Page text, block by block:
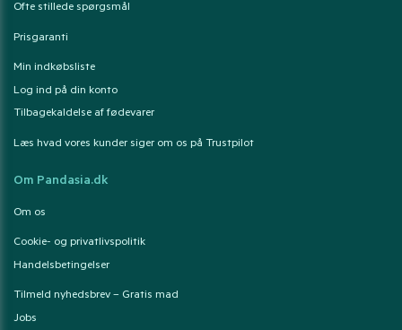
Ofte stillede spørgsmål
Prisgaranti
Min indkøbsliste
Log ind på din konto
Tilbagekaldelse af fødevarer
Læs hvad vores kunder siger om os på Trustpilot
Om Pandasia.dk
Om os
Cookie- og privatlivspolitik
Handelsbetingelser
Tilmeld nyhedsbrev – Gratis mad
Jobs